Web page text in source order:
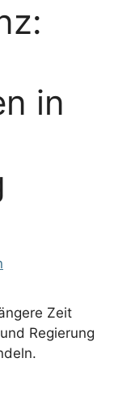
in
Zeit
Regierung